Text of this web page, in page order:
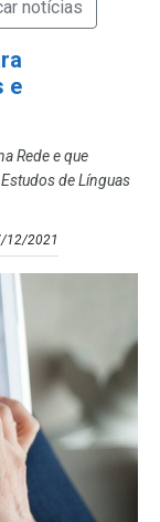
e
Rede e que
de Línguas
12/2021